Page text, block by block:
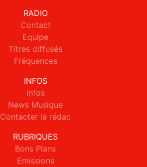
RADIO
Contact
Equipe
Titres diffusés
Fréquences
INFOS
Infos
News Musique
Contacter la rédac
RUBRIQUES
Bons Plans
Emissions